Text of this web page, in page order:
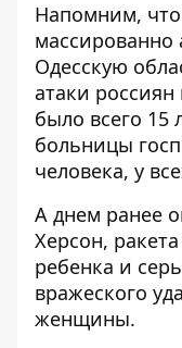
Напомним,
Одесскую
атаки
было всего 15
больницы
человека, у
А днем ​​ранее
Херсон,
ребенка и
вражеского
женщины.